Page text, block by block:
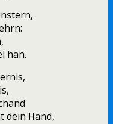
han.
dein Hand,